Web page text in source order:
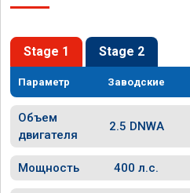
Stage 1 Stage 2
Параметр Заводские
Объем
двигателя
2.5 DNWA
Мощность 400 л.с.